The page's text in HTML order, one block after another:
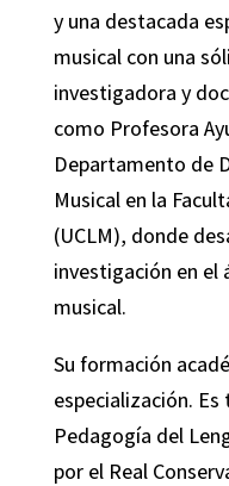
y una destacada
musical con una
investigadora y
como Profesora
Departamento de
Musical en la
(UCLM), donde
investigación en el
musical.
Su formación
especialización.
Pedagogía del
por el Real